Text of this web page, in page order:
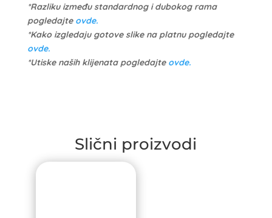
*Razliku između standardnog i dubokog rama
pogledajte ovde.
*Kako izgledaju gotove slike na platnu pogledajte
ovde.
*Utiske naših klijenata pogledajte ovde.
Slični proizvodi